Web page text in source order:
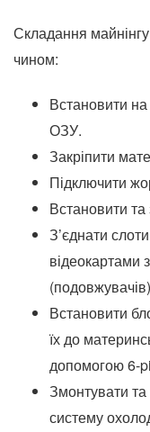
Складання
чином:
Встановити
ОЗУ.
Закріпити
Підключити
Встановити та
З’єднати
відеокартами
Встановити
їх до
допомогою 6-
Змонтувати
систему